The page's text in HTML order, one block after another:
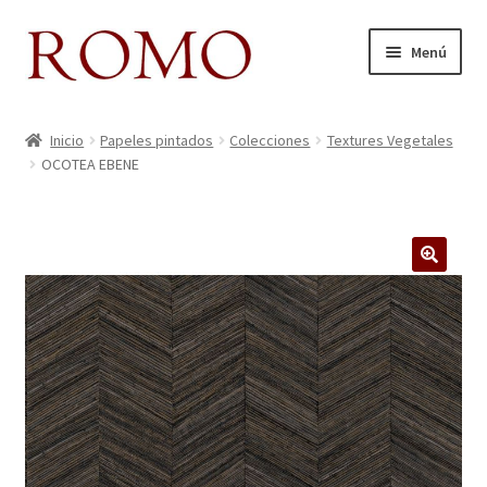
Ir
Ir
al
Menú
Aviso legal
Carrito
Colecciones
Contacto
Donde Estamos
Inicio Papeles pintados Colecciones
Textures Vegetales
OCOTEA EBENE